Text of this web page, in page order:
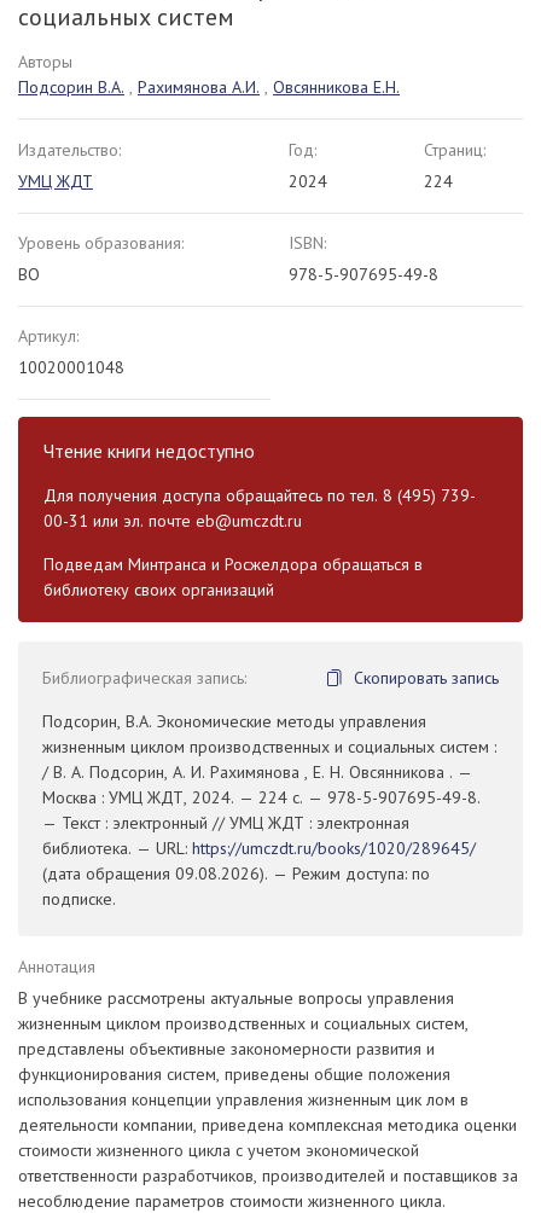
социальных систем
Авторы
Подсорин В.А.
Рахимянова А.И. Овсянникова Е.Н.
Издательство:
УМЦ ЖДТ
Год:
2024
Страниц:
224
Уровень образования:
ВО
ISBN:
978-5-907695-49-8
Артикул:
10020001048
Чтение книги недоступно
Для получения доступа обращайтесь по тел. 8 (495) 739-
00-31 или эл. почте eb@umczdt.ru
Подведам Минтранса и Росжелдора обращаться в
библиотеку своих организаций
Библиографическая запись:
Скопировать запись
Подсорин, В.А. Экономические методы управления
жизненным циклом производственных и социальных систем :
/ В. А. Подсорин, А. И. Рахимянова , Е. Н. Овсянникова . —
Москва : УМЦ ЖДТ, 2024. — 224 с. — 978-5-907695-49-8.
— Текст : электронный // УМЦ ЖДТ : электронная
библиотека. — URL: https://umczdt.ru/books/1020/289645/
(дата обращения 09.08.2026). — Режим доступа: по
подписке.
Аннотация
В учебнике рассмотрены актуальные вопросы управления
жизненным циклом производственных и социальных систем,
представлены объективные закономерности развития и
функционирования систем, приведены общие положения
использования концепции управления жизненным цик лом в
деятельности компании, приведена комплексная методика оценки
стоимости жизненного цикла с учетом экономической
ответственности разработчиков, производителей и поставщиков за
несоблюдение параметров стоимости жизненного цикла.